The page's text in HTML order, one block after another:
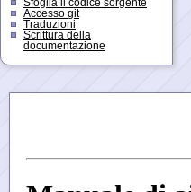
Sfoglia il codice sorgente
Accesso git
Traduzioni
Scrittura della
documentazione